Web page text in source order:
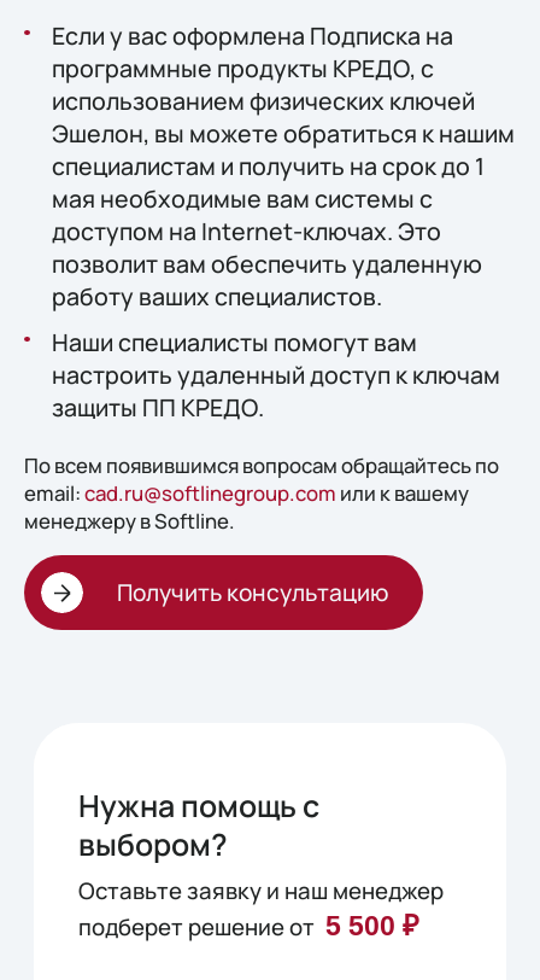
Если у вас оформлена Подписка на
программные продукты КРЕДО, с
использованием физических ключей
Эшелон, вы можете обратиться к нашим
специалистам и получить на срок до 1
мая необходимые вам системы с
доступом на Internet-ключах. Это
позволит вам обеспечить удаленную
работу ваших специалистов.
Наши специалисты помогут вам
настроить удаленный доступ к ключам
защиты ПП КРЕДО.
По всем появившимся вопросам обращайтесь по
email:cad.ru@softlinegroup.com или к вашему
менеджеру в Softline.
Получить консультацию
Нужна помощь с
выбором?
Оставьте заявку и наш менеджер
подберет решение от 5 500 ₽